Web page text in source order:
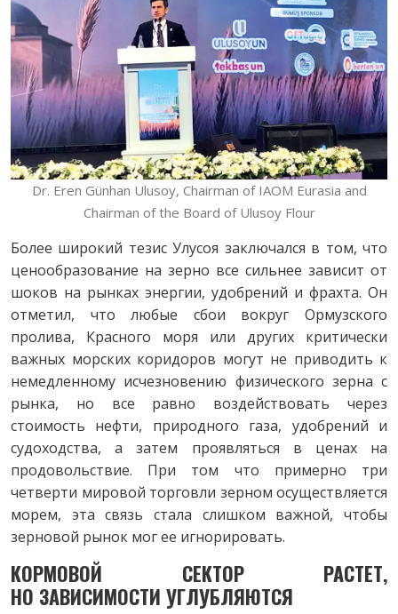
Dr. Eren Günhan Ulusoy, Chairman of IAOM Eurasia and
Chairman of the Board of Ulusoy Flour
Более широкий тезис Улусоя заключался в том, что
ценообразование на зерно все сильнее зависит от
шоков на рынках энергии, удобрений и фрахта. Он
отметил, что любые сбои вокруг Ормузского
пролива, Красного моря или других критически
важных морских коридоров могут не приводить к
немедленному исчезновению физического зерна с
рынка, но все равно воздействовать через
стоимость нефти, природного газа, удобрений и
судоходства, а затем проявляться в ценах на
продовольствие. При том что примерно три
четверти мировой торговли зерном осуществляется
морем, эта связь стала слишком важной, чтобы
зерновой рынок мог ее игнорировать.
КОРМОВОЙ СЕКТОР РАСТЕТ,
НО ЗАВИСИМОСТИ УГЛУБЛЯЮТСЯ